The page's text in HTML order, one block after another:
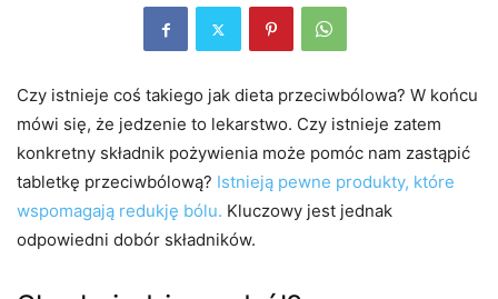
Czy istnieje coś takiego jak dieta przeciwbólowa? W końcu
mówi się, że jedzenie to lekarstwo. Czy istnieje zatem
konkretny składnik pożywienia może pomóc nam zastąpić
tabletkę przeciwbólową? Istnieją pewne produkty, które
wspomagają redukję bólu. Kluczowy jest jednak
odpowiedni dobór składników.